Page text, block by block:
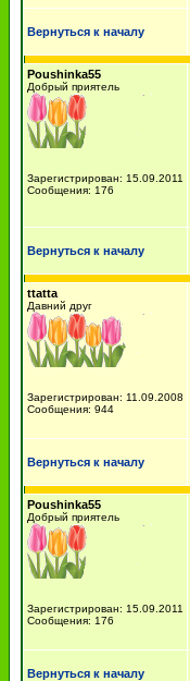
Вернуться к началу
Poushinka55
Добрый приятель
Зарегистрирован: 15.09.2011
Сообщения: 176
Вернуться к началу
ttatta
Давний друг
Зарегистрирован: 11.09.2008
Сообщения: 944
Вернуться к началу
Poushinka55
Добрый приятель
Зарегистрирован: 15.09.2011
Сообщения: 176
Вернуться к началу